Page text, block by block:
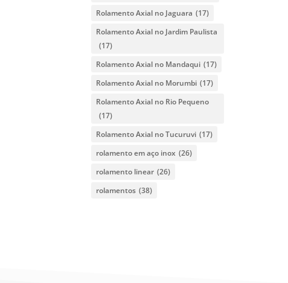
Rolamento Axial no Jaguara (17)
Rolamento Axial no Jardim Paulista
(17)
Rolamento Axial no Mandaqui (17)
Rolamento Axial no Morumbi (17)
Rolamento Axial no Rio Pequeno
(17)
Rolamento Axial no Tucuruvi (17)
rolamento em aço inox (26)
rolamento linear (26)
rolamentos (38)